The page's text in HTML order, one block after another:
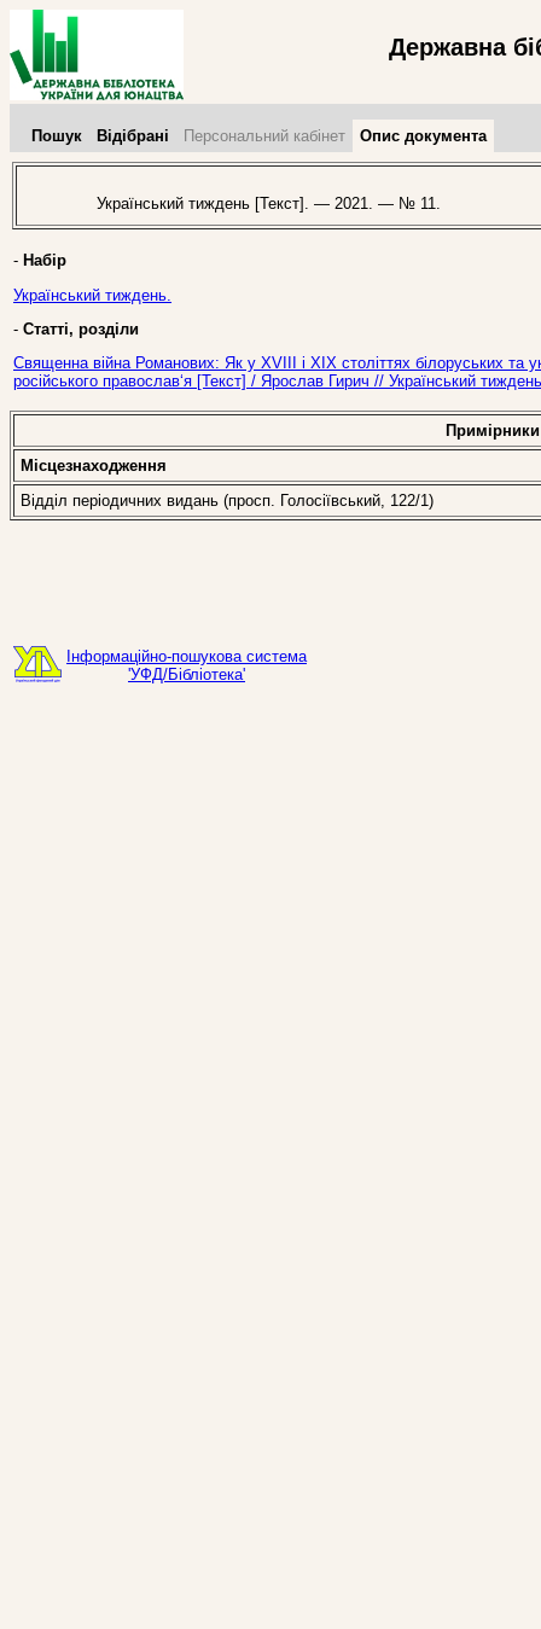
Державна
Пошук Відібрані Персональний кабінет Опис документа
Український тиждень [Текст]. — 2021. — № 11.
- Набір
Український тиждень.
- Статті, розділи
Священна війна Романових: Як у ХVІІІ і ХІХ століттях білоруських та
російського православ‘я [Текст] / Ярослав Гирич // Український
Примірники
Місцезнаходження
Відділ періодичних видань (просп. Голосіївський, 122/1)
Інформаційно-пошукова система
'УФД/Бібліотека'